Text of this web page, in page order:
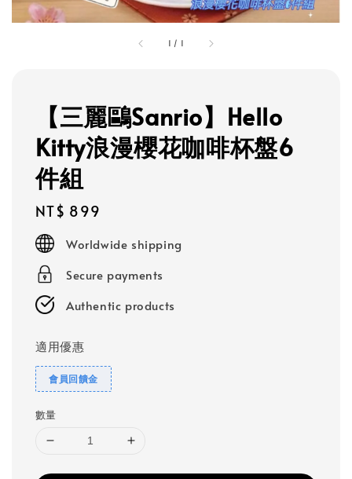
1 / 1
【三麗鷗Sanrio】Hello
Kitty浪漫櫻花咖啡杯盤6
件組
Regular
price
NT$ 899
Worldwide shipping
Secure payments
Authentic products
適用優惠
會員回饋金
數量